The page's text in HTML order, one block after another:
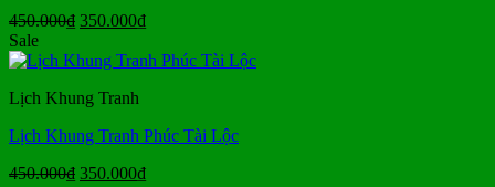
450.000₫ Giá
là:
350.000₫Giá
tại
Sale
Lịch Khung Tranh
Lịch Khung Tranh Phúc Tài Lộc
450.000₫ Giá
350.000₫Giá